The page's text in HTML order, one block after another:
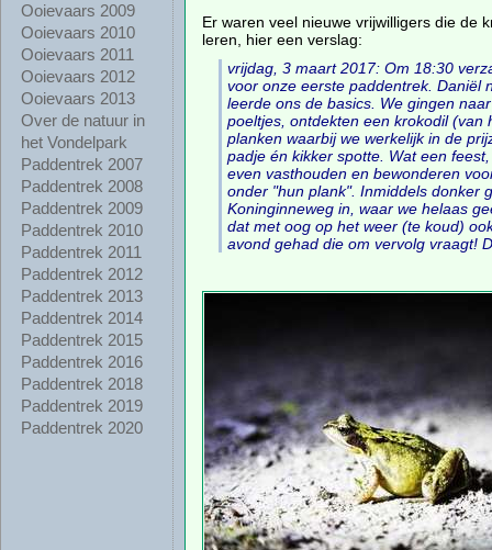
Ooievaars 2009
Ooievaars 2010
Ooievaars 2011
Ooievaars 2012
Ooievaars 2013
Over de natuur in
het Vondelpark
Paddentrek 2007
Paddentrek 2008
Paddentrek 2009
Paddentrek 2010
Paddentrek 2011
Paddentrek 2012
Paddentrek 2013
Paddentrek 2014
Paddentrek 2015
Paddentrek 2016
Paddentrek 2018
Paddentrek 2019
Paddentrek 2020
Er waren veel nieuwe vrijwilligers die de
leren, hier een verslag:
vrijdag, 3 maart 2017: Om 18:30
voor onze eerste paddentrek. Daniël
leerde ons de basics. We gingen
poeltjes, ontdekten een krokodil (van
planken waarbij we werkelijk in de
padje én kikker spotte. Wat een
even vasthouden en bewonderen
onder "hun plank". Inmiddels donker
Koninginneweg in, waar we helaas
dat met oog op het weer (te koud)
avond gehad die om vervolg vraagt!